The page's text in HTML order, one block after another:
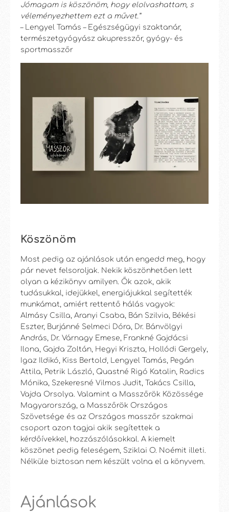
Jómagam is köszönöm, hogy elolvashattam, s
véleményezhettem ezt a művet.”
– Lengyel Tamás – Egészségügyi szaktanár,
természetgyógyász akupresszőr, gyógy- és
sportmasszőr
Köszönöm
Most pedig az ajánlások után engedd meg, hogy
pár nevet felsoroljak. Nekik köszönhetően lett
olyan a kézikönyv amilyen. Ők azok, akik
tudásukkal, idejükkel, energiájukkal segítették
munkámat, amiért rettentő hálás vagyok:
Almásy Csilla, Aranyi Csaba, Bán Szilvia, Békési
Eszter, Burjánné Selmeci Dóra, Dr. Bánvölgyi
András, Dr. Várnagy Emese, Frankné Gajdácsi
Ilona, Gajda Zoltán, Hegyi Kriszta, Hollódi Gergely,
Igaz Ildikó, Kiss Bertold, Lengyel Tamás, Pegán
Attila, Petrik László, Quastné Rigó Katalin, Radics
Mónika, Szekeresné Vilmos Judit, Takács Csilla,
Vajda Orsolya. Valamint a Masszőrök Közössége
Magyarország, a Masszőrök Országos
Szövetsége és az Országos masszőr szakmai
csoport azon tagjai akik segítettek a
kérdőívekkel, hozzászólásokkal. A kiemelt
köszönet pedig feleségem, Sziklai O. Noémit illeti.
Nélküle biztosan nem készült volna el a könyvem.
Ajánlások